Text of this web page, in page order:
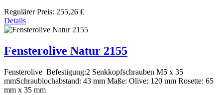
Regulärer Preis: 255,26 €
Details
Fensterolive Natur 2155
Fensterolive Befestigung:2 Senkkopfschrauben M5 x 35
mmSchraublochabstand: 43 mm Maße: Olive: 120 mm Rosette: 65
mm x 35 mm